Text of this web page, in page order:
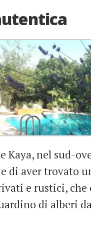
Kaya, nel sud-
aver trovato
e rustici,
di alberi